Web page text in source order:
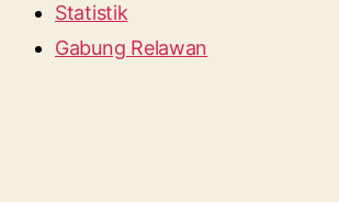
Statistik
Gabung Relawan